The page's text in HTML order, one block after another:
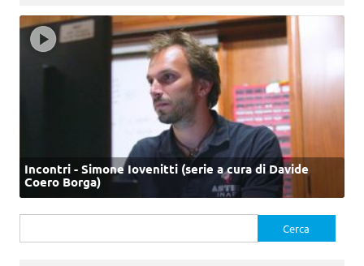
Incontri - Simone Iovenitti (serie a cura di Davide
Coero Borga)
per: